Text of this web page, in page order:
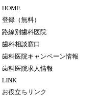
HOME
登録（無料）
路線別歯科医院
歯科相談窓口
歯科医院キャンペーン情報
歯科医院求人情報
LINK
お役立ちリンク